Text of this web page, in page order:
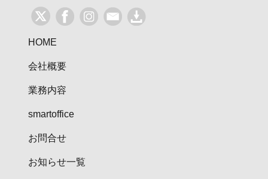
HOME
会社概要
業務内容
smartoffice
お問合せ
お知らせ一覧